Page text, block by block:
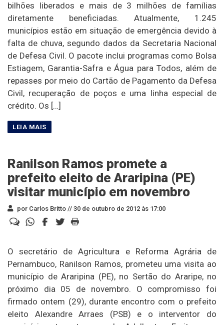
bilhões liberados e mais de 3 milhões de famílias
diretamente beneficiadas. Atualmente, 1.245
municípios estão em situação de emergência devido à
falta de chuva, segundo dados da Secretaria Nacional
de Defesa Civil. O pacote inclui programas como Bolsa
Estiagem, Garantia-Safra e Água para Todos, além de
repasses por meio do Cartão de Pagamento da Defesa
Civil, recuperação de poços e uma linha especial de
crédito. Os […]
Ranilson Ramos promete a
prefeito eleito de Araripina (PE)
visitar município em novembro
por Carlos Britto // 30 de outubro de 2012 às 17:00
O secretário de Agricultura e Reforma Agrária de
Pernambuco, Ranilson Ramos, prometeu uma visita ao
município de Araripina (PE), no Sertão do Araripe, no
próximo dia 05 de novembro. O compromisso foi
firmado ontem (29), durante encontro com o prefeito
eleito Alexandre Arraes (PSB) e o interventor do